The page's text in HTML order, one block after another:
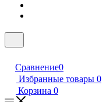
Сравнение0
Избранные товары 0
Корзина 0